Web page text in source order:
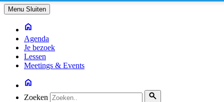
Menu Sluiten
Agenda
Je bezoek
Lessen
Meetings & Events
Zoeken